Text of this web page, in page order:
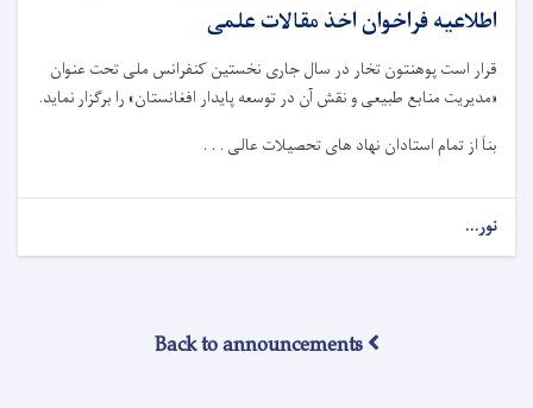
اطلاعیه فراخوان اخذ مقالات علمی
قرار است پوهنتون تخار در سال جاری نخستین کنفرانس ملی تحت عنوان
«مدیریت منابع طبیعی و نقش آن در توسعه پایدار افغانستان» را برگزار نماید.
بناَ از تمام استادان نهاد های تحصیلات عالی . . .
نور...
Back to announcements